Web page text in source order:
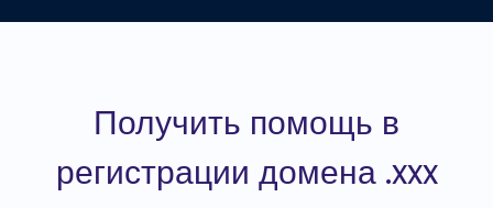
Получить помощь в
регистрации домена .xxx